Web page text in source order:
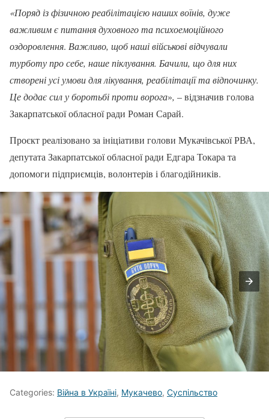
«Поряд із фізичною реабілітацією наших воїнів, дуже
важливим є питання духовного та психоемоційного
оздоровлення. Важливо, щоб наші військові відчували
турботу про себе, наше піклування. Бачили, що для них
створені усі умови для лікування, реабілітації та відпочинку.
Це додає сил у боротьбі проти ворога», – відзначив голова
Закарпатської обласної ради Роман Сарай.
Проєкт реалізовано за ініціативи голови Мукачівської РВА,
депутата Закарпатської обласної ради Едгара Токара та
допомоги підприємців, волонтерів і благодійників.
Categories: Війна в Україні, Мукачево, Суспільство